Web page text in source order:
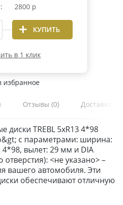
2800 р
КУПИТЬ
в 1 клик
избранное
Отзывы (0) Доставка и
TREBL 5xR13 4*98
с параметрами: ширина:
вылет: 29 мм и DIA
<не указано> –
вашего автомобиля. Эти
обеспечивают отличную